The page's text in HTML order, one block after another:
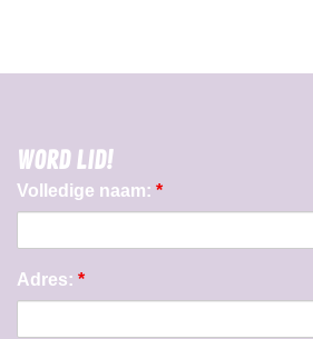
WORD LID!
Volledige naam: *
Adres: *